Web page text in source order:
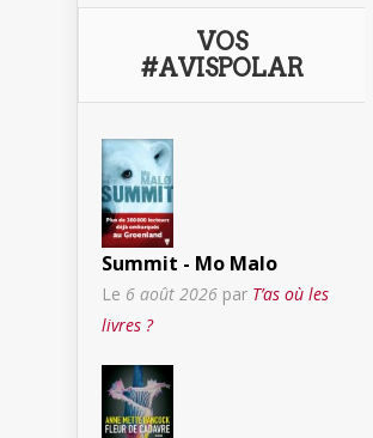
VOS
#AVISPOLAR
Summit - Mo Malo
Le 6 août 2026 par T’as où les
livres ?